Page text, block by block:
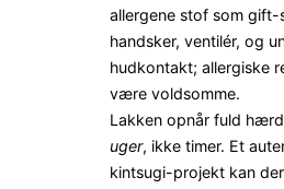
allergene stof som gift-
handsker, ventilér, og
hudkontakt; allergiske
være voldsomme.
Lakken opnår fuld
uger, ikke timer. Et
kintsugi-projekt kan